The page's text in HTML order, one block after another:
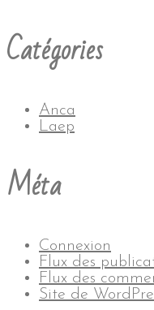
Catégories
Anca
Laep
Méta
Connexion
Flux des
Flux des
Site de